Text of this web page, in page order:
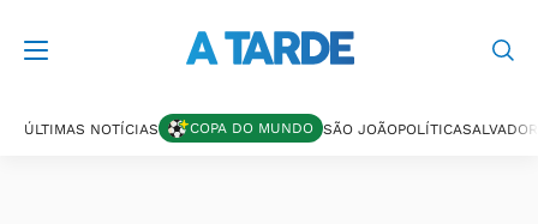
ÚLTIMAS NOTÍCIAS COPA DO MUNDO SÃO JOÃOPOLÍTICASALVADOR